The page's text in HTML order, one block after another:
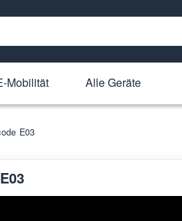
Mobilität Alle Geräte
E03